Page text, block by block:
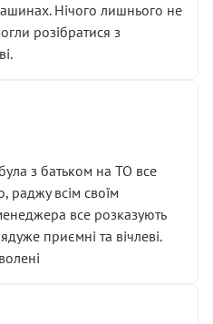
Нічого лишнього не
розібратися з
з батьком на ТО все
раджу всім своїм
все розказують
приємні та вічлеві.